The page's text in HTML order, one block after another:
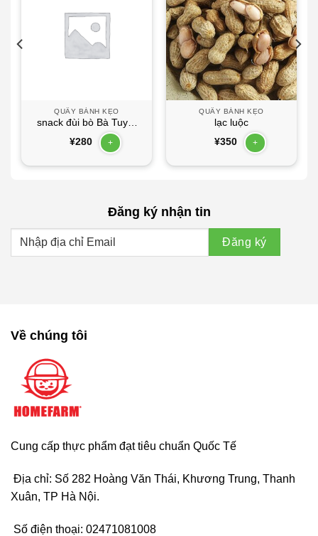
QUẦY BÁNH KẸO
snack đùi bò Bà Tuyết
(Sao chép)
¥280 +
QUẦY BÁNH KẸO
lạc luộc
¥350 +
Đăng ký nhận tin
Về chúng tôi
Cung cấp thực phẩm đạt tiêu chuẩn Quốc Tế
Địa chỉ: Số 282 Hoàng Văn Thái, Khương Trung, Thanh
Xuân, TP Hà Nội.
Số điện thoại: 02471081008